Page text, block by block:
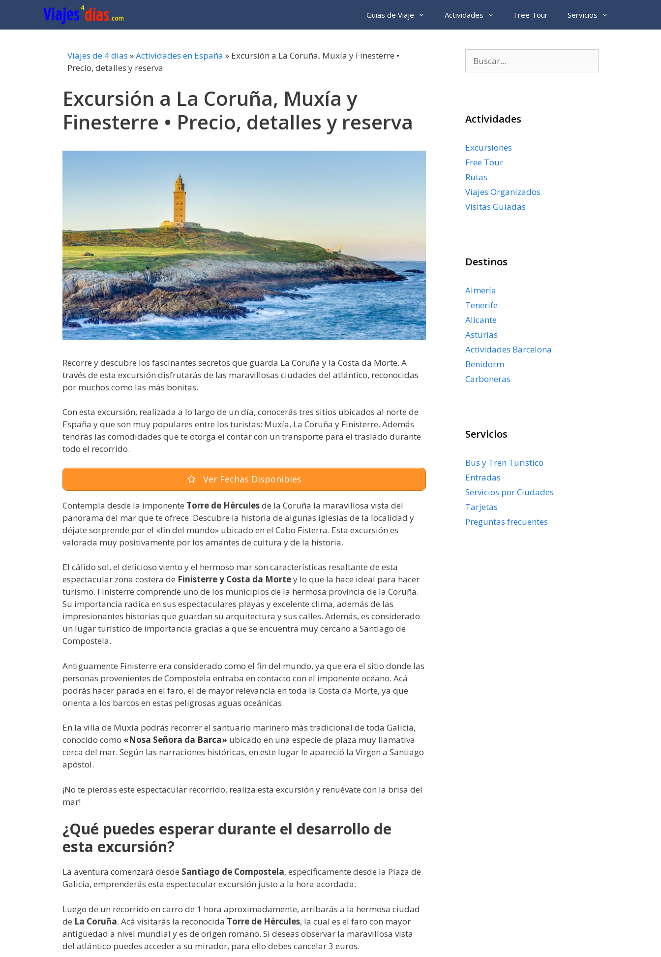
contenido
Guias de Viaje Actividades Free Tour Servicios
Viajes de 4 días »Actividades en España » Excursión a La Coruña, Muxía y Finesterre •
Precio, detalles y reserva
Excursión a La Coruña, Muxía y
Finesterre • Precio, detalles y reserva
Recorre y descubre los fascinantes secretos que guarda La Coruña y la Costa da Morte. A
través de esta excursión disfrutarás de las maravillosas ciudades del atlántico, reconocidas
por muchos como las más bonitas.
Con esta excursión, realizada a lo largo de un día, conocerás tres sitios ubicados al norte de
España y que son muy populares entre los turistas: Muxía, La Coruña y Finisterre. Además
tendrás las comodidades que te otorga el contar con un transporte para el traslado durante
todo el recorrido.
Ver Fechas Disponibles
Contempla desde la imponente Torre de Hérculesde la Coruña la maravillosa vista del
panorama del mar que te ofrece. Descubre la historia de algunas iglesias de la localidad y
déjate sorprende por el «fin del mundo» ubicado en el Cabo Fisterra. Esta excursión es
valorada muy positivamente por los amantes de cultura y de la historia.
El cálido sol, el delicioso viento y el hermoso mar son características resaltante de esta
espectacular zona costera de Finisterre y Costa da Mortey lo que la hace ideal para hacer
turismo. Finisterre comprende uno de los municipios de la hermosa provincia de la Coruña.
Su importancia radica en sus espectaculares playas y excelente clima, además de las
impresionantes historias que guardan su arquitectura y sus calles. Además, es considerado
un lugar turístico de importancia gracias a que se encuentra muy cercano a Santiago de
Compostela.
Antiguamente Finisterre era considerado como el fin del mundo, ya que era el sitio donde las
personas provenientes de Compostela entraba en contacto con el imponente océano. Acá
podrás hacer parada en el faro, el de mayor relevancia en toda la Costa da Morte, ya que
orienta a los barcos en estas peligrosas aguas oceánicas.
En la villa de Muxía podrás recorrer el santuario marinero más tradicional de toda Galicia,
conocido como «Nosa Señora da Barca» ubicado en una especie de plaza muy llamativa
cerca del mar. Según las narraciones históricas, en este lugar le apareció la Virgen a Santiago
apóstol.
¡No te pierdas este espectacular recorrido, realiza esta excursión y renuévate con la brisa del
mar!
¿Qué puedes esperar durante el desarrollo de
esta excursión?
La aventura comenzará desde Santiago de Compostela, específicamente desde la Plaza de
Galicia, emprenderás esta espectacular excursión justo a la hora acordada.
Luego de un recorrido en carro de 1 hora aproximadamente, arribarás a la hermosa ciudad
de La Coruña. Acá visitarás la reconocida Torre de Hércules, la cual es el faro con mayor
antigüedad a nivel mundial y es de origen romano. Si deseas observar la maravillosa vista
del atlántico puedes acceder a su mirador, para ello debes cancelar 3 euros.
Actividades
Excursiones
Free Tour
Rutas
Viajes Organizados
Visitas Guiadas
Destinos
Almería
Tenerife
Alicante
Asturias
Actividades Barcelona
Benidorm
Carboneras
Servicios
Bus y Tren Turistico
Entradas
Servicios por Ciudades
Tarjetas
Preguntas frecuentes